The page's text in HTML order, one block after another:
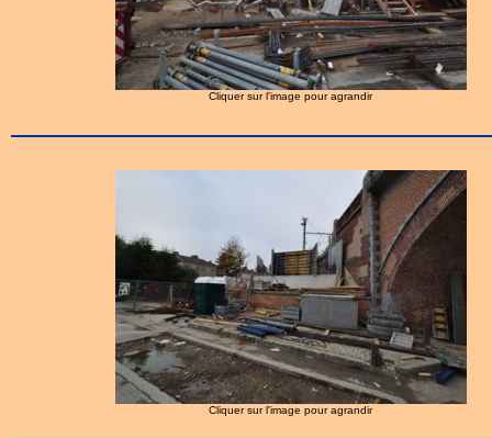
Cliquer sur l'image pour agrandir
Cliquer sur l'image pour agrandir